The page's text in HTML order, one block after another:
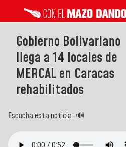
Gobierno Bolivariano
llega a 14 locales de
MERCAL en Caracas
rehabilitados
Escucha esta noticia: 🔊